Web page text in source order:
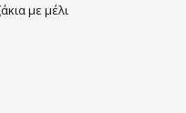
με μέλι